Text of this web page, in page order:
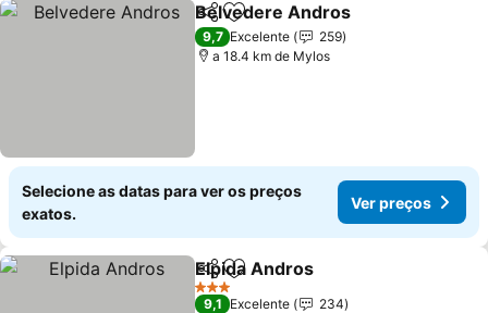
PartilharAdicionar aos favoritos
Belvedere Andros
9,7 Excelente
259
a 18.4 km de Mylos
Selecione as datas para ver os preços
exatos.
Ver preços
PartilharAdicionar aos favoritos
Elpida Andros
3 Estrelas
9,1 Excelente
234